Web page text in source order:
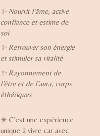
✨Nourrit l’âme, active
confiance et estime de
soi
✨Retrouver son énergie
et stimuler sa vitalité
✨Rayonnement de
l’être et de l’aura, corps
éthériques
✴️ C’est une expérience
unique à vivre car avec